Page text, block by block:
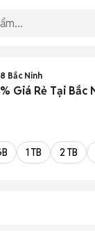
Bắc Ninh
Giá Rẻ Tại Bắc
1 TB 2 TB